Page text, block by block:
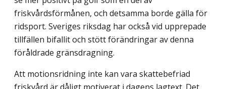
friskvårdsförmånen, och detsamma borde gälla för
ridsport. Sveriges riksdag har också vid upprepade
tillfällen bifallit och stött förändringar av denna
föråldrade gränsdragning.
Att motionsridning inte kan vara skattebefriad